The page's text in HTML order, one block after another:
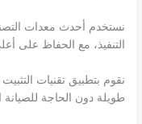
نستخدم أحدث معدات
التنفيذ، مع الحفاظ على
نقوم بتطبيق تقنيات
طويلة دون الحاجة